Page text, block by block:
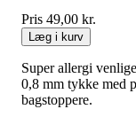
Pris 49,00 kr.
Læg i kurv
Super allergi
0,8 mm tykke med
bagstoppere.